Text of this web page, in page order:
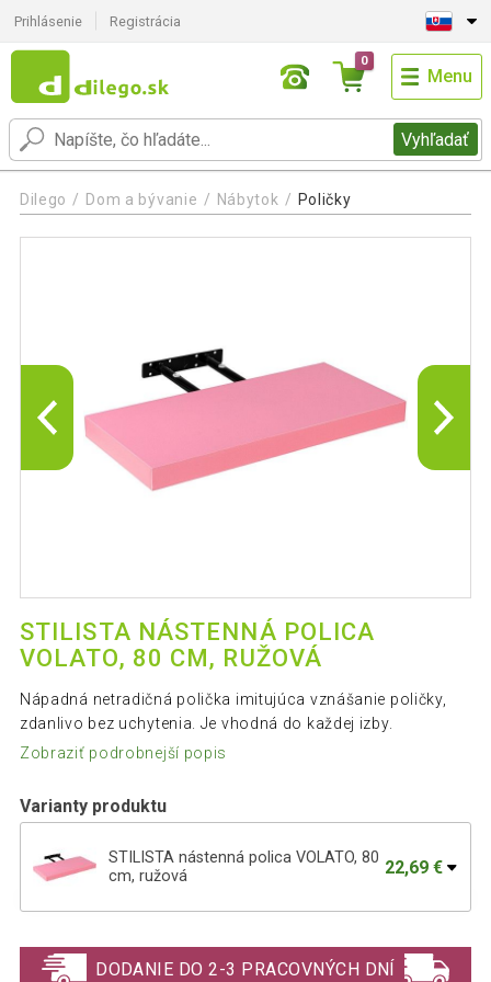
Prihlásenie Registrácia
Vyhľadať
0
Menu
Dilego Dom a bývanie Nábytok Poličky
STILISTA NÁSTENNÁ POLICA
VOLATO, 80 CM, RUŽOVÁ
Nápadná netradičná polička imitujúca vznášanie poličky,
zdanlivo bez uchytenia. Je vhodná do každej izby.
Zobraziť podrobnejší popis
Varianty produktu
STILISTA nástenná polica VOLATO, 80
cm, ružová
22,69 €
růžová 110 cm
DODANIE DO 2-3 PRACOVNÝCH DNÍ